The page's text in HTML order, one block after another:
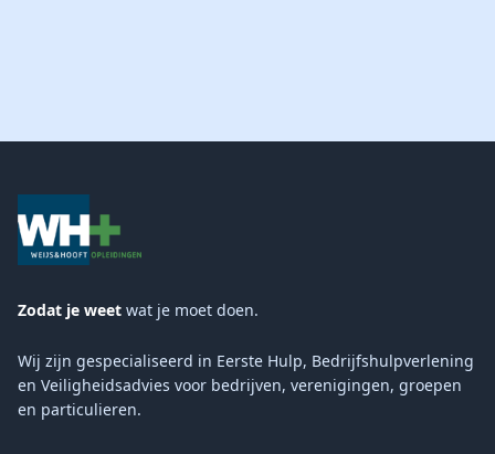
Zodat je weet wat je moet doen.
Wij zijn gespecialiseerd in Eerste Hulp, Bedrijfshulpverlening
en Veiligheidsadvies voor bedrijven, verenigingen, groepen
en particulieren.